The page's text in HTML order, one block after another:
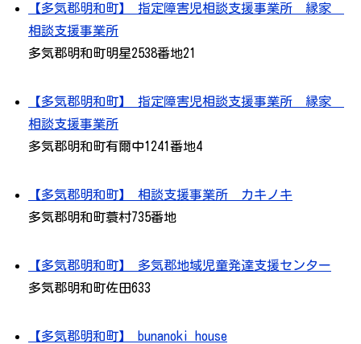
【多気郡明和町】 指定障害児相談支援事業所 縁家
相談支援事業所
多気郡明和町明星2538番地21
【多気郡明和町】 指定障害児相談支援事業所 縁家
相談支援事業所
多気郡明和町有爾中1241番地4
【多気郡明和町】 相談支援事業所 カキノキ
多気郡明和町蓑村735番地
【多気郡明和町】 多気郡地域児童発達支援センター
多気郡明和町佐田633
【多気郡明和町】 bunanoki house